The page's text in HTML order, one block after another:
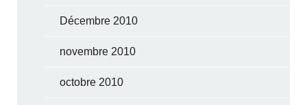
Décembre 2010
novembre 2010
octobre 2010